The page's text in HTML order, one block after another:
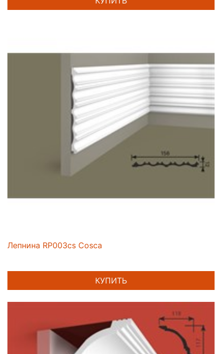
Лепнина RP003cs Cosca
КУПИТЬ